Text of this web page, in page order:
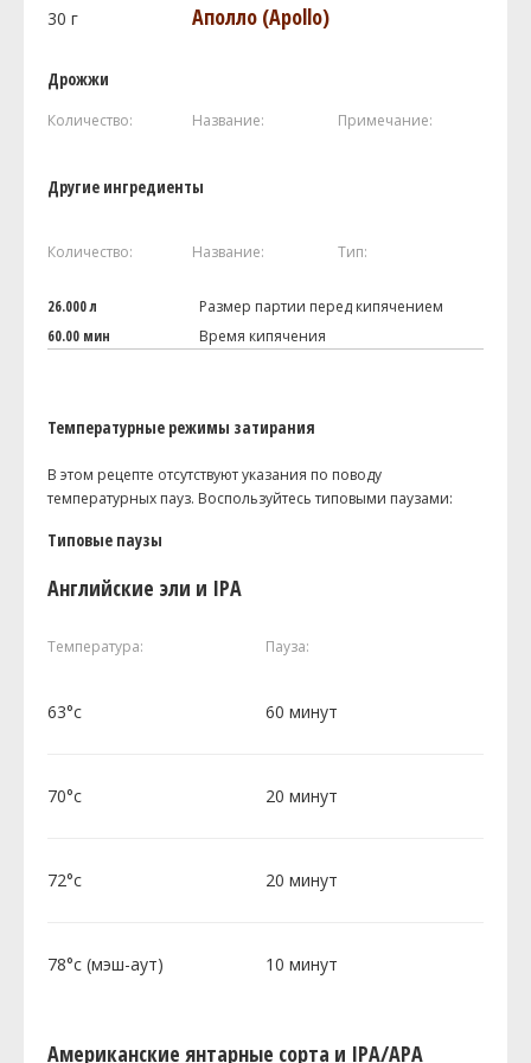
30 г Аполло (Apollo)
Дрожжи
Количество: Название: Примечание:
Другие ингредиенты
Количество: Название: Тип:
26.000 л
Размер партии перед кипячением
60.00 мин
Время кипячения
Температурные режимы затирания
В этом рецепте отсутствуют указания по поводу
температурных пауз. Воспользуйтесь типовыми паузами:
Типовые паузы
Английские эли и IPA
Температура: Пауза:
63°c 60 минут
70°c 20 минут
72°c 20 минут
78°c (мэш-аут) 10 минут
Американские янтарные сорта и IPA/APA